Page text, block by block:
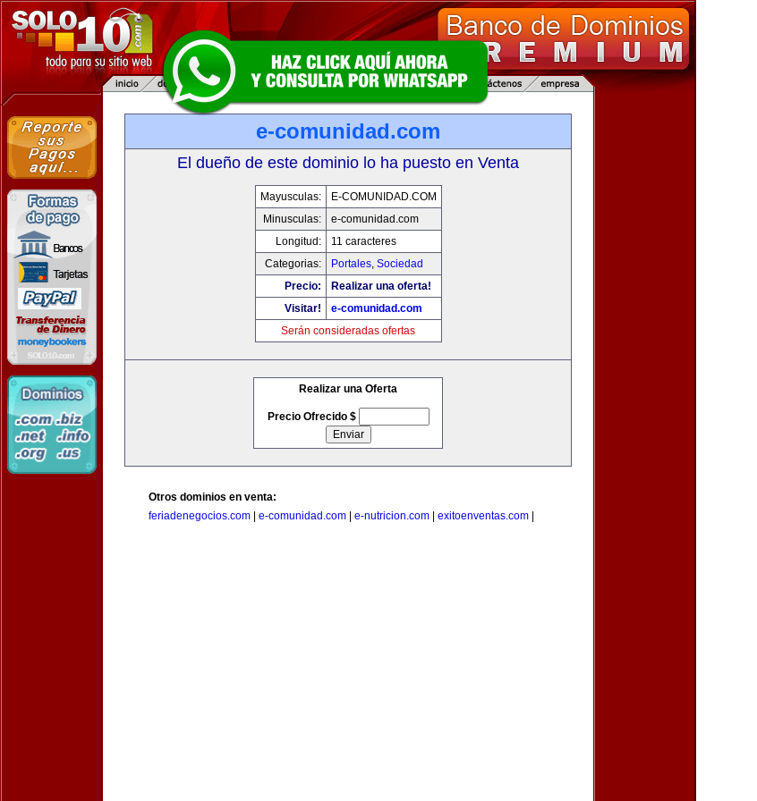
e-comunidad.com
El dueño de este dominio lo ha puesto en Venta
Mayusculas:
E-COMUNIDAD.COM
Minusculas:
e-comunidad.com
Longitud:
11 caracteres
Categorias:
Portales, Sociedad
Precio:
Realizar una oferta!
Visitar!
e-comunidad.com
Serán consideradas ofertas
Realizar una Oferta
Precio Ofrecido $
Otros dominios en venta:
feriadenegocios.com
e-comunidad.com e-nutricion.com exitoenventas.com